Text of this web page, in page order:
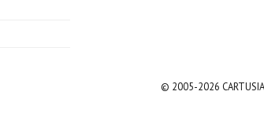
© 2005-2026